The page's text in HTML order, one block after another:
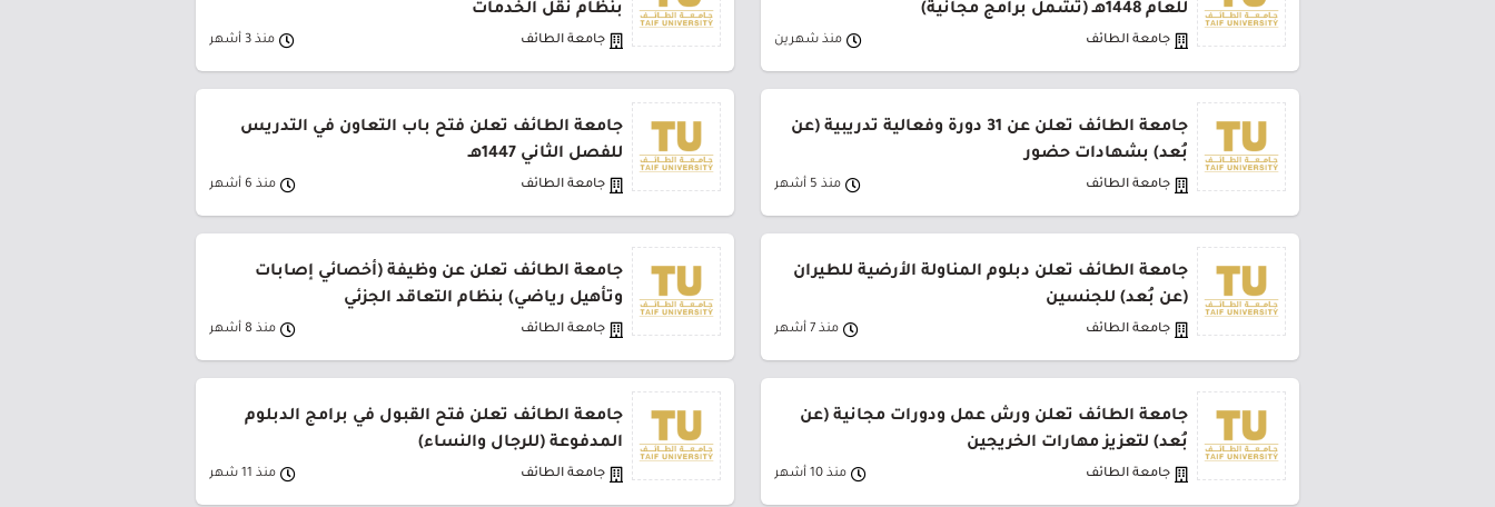
للعام 1448هـ (تشمل برامج مجانية)
جامعة الطائف منذ شهرين
بنظام نقل الخدمات
جامعة الطائف منذ 3 أشهر
جامعة الطائف تعلن عن 31 دورة وفعالية تدريبية (عن
بُعد) بشهادات حضور
جامعة الطائف منذ 5 أشهر
جامعة الطائف تعلن فتح باب التعاون في التدريس
للفصل الثاني 1447هـ
جامعة الطائف منذ 6 أشهر
جامعة الطائف تعلن دبلوم المناولة الأرضية للطيران
(عن بُعد) للجنسين
جامعة الطائف منذ 7 أشهر
جامعة الطائف تعلن عن وظيفة (أخصائي إصابات
وتأهيل رياضي) بنظام التعاقد الجزئي
جامعة الطائف منذ 8 أشهر
جامعة الطائف تعلن ورش عمل ودورات مجانية (عن
بُعد) لتعزيز مهارات الخريجين
جامعة الطائف منذ 10 أشهر
جامعة الطائف تعلن فتح القبول في برامج الدبلوم
المدفوعة (للرجال والنساء)
جامعة الطائف منذ 11 شهر